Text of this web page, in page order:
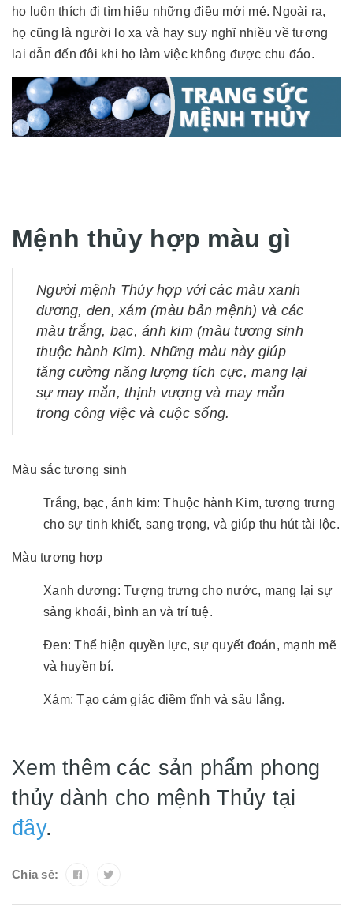
họ luôn thích đi tìm hiểu những điều mới mẻ. Ngoài ra,
họ cũng là người lo xa và hay suy nghĩ nhiều về tương
lai dẫn đến đôi khi họ làm việc không được chu đáo.
Mệnh thủy hợp màu gì
Người mệnh Thủy hợp với các màu xanh
dương, đen, xám (màu bản mệnh) và các
màu trắng, bạc, ánh kim (màu tương sinh
thuộc hành Kim). Những màu này giúp
tăng cường năng lượng tích cực, mang lại
sự may mắn, thịnh vượng và may mắn
trong công việc và cuộc sống.
Màu sắc tương sinh
Trắng, bạc, ánh kim: Thuộc hành Kim, tượng trưng
cho sự tinh khiết, sang trọng, và giúp thu hút tài lộc.
Màu tương hợp
Xanh dương: Tượng trưng cho nước, mang lại sự
sảng khoái, bình an và trí tuệ.
Đen: Thể hiện quyền lực, sự quyết đoán, mạnh mẽ
và huyền bí.
Xám: Tạo cảm giác điềm tĩnh và sâu lắng.
Xem thêm các sản phẩm phong
thủy dành cho mệnh Thủy tại
đây.
Chia sẻ: